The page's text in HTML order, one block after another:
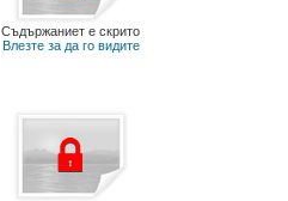
Съдържаниет е скрито
Влезте за да го видите